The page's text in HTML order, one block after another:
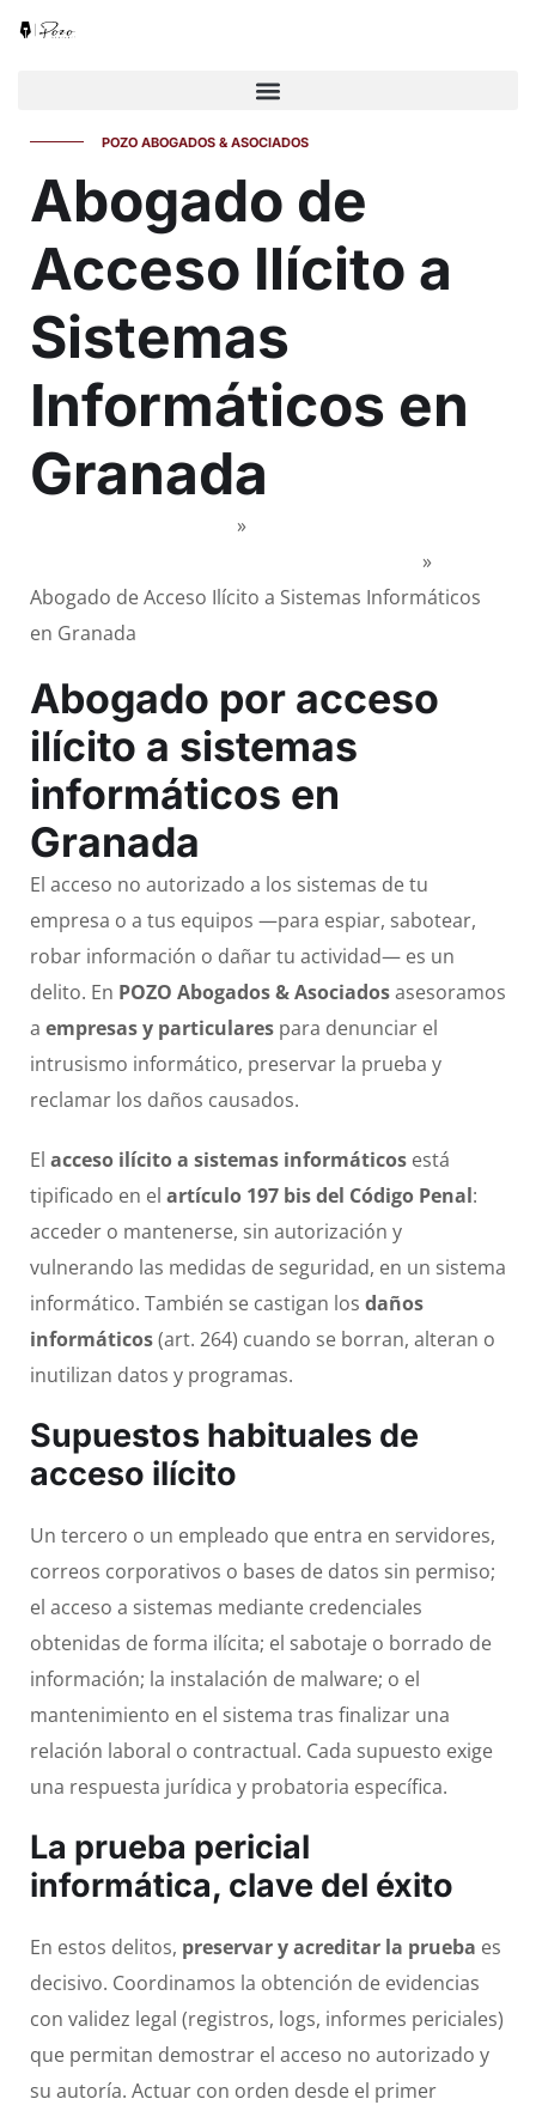
POZO ABOGADOS & ASOCIADOS
Abogado de
Acceso Ilícito a
Sistemas
Informáticos en
Granada
»
»
Abogado de Acceso Ilícito a Sistemas Informáticos
en Granada
Abogado por acceso
ilícito a sistemas
informáticos en
Granada
El acceso no autorizado a los sistemas de tu
empresa o a tus equipos —para espiar, sabotear,
robar información o dañar tu actividad— es un
delito. En POZO Abogados & Asociadosasesoramos
a empresas y particulares para denunciar el
intrusismo informático, preservar la prueba y
reclamar los daños causados.
El acceso ilícito a sistemas informáticos está
tipificado en el artículo 197 bis del Código Penal:
acceder o mantenerse, sin autorización y
vulnerando las medidas de seguridad, en un sistema
informático. También se castigan los daños
informáticos(art. 264) cuando se borran, alteran o
inutilizan datos y programas.
Supuestos habituales de
acceso ilícito
Un tercero o un empleado que entra en servidores,
correos corporativos o bases de datos sin permiso;
el acceso a sistemas mediante credenciales
obtenidas de forma ilícita; el sabotaje o borrado de
información; la instalación de malware; o el
mantenimiento en el sistema tras finalizar una
relación laboral o contractual. Cada supuesto exige
una respuesta jurídica y probatoria específica.
La prueba pericial
informática, clave del éxito
En estos delitos, preservar y acreditar la prueba es
decisivo. Coordinamos la obtención de evidencias
con validez legal (registros, logs, informes periciales)
que permitan demostrar el acceso no autorizado y
su autoría. Actuar con orden desde el primer